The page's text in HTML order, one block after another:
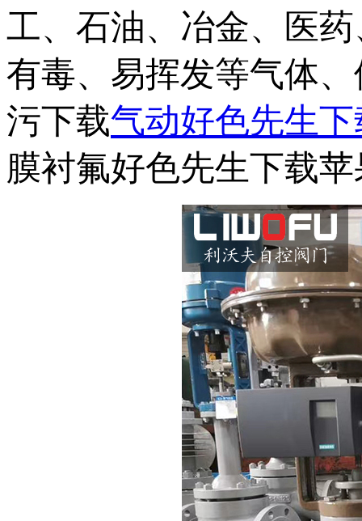
工、石油、冶金
有毒、易挥发等气体
污下载气动好色先生
膜衬氟好色先生下载苹